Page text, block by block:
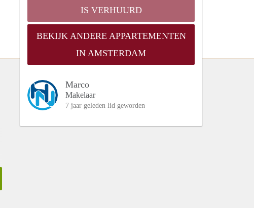
IS VERHUURD
BEKIJK ANDERE APPARTEMENTEN
IN AMSTERDAM
Marco
Makelaar
7 jaar geleden lid geworden